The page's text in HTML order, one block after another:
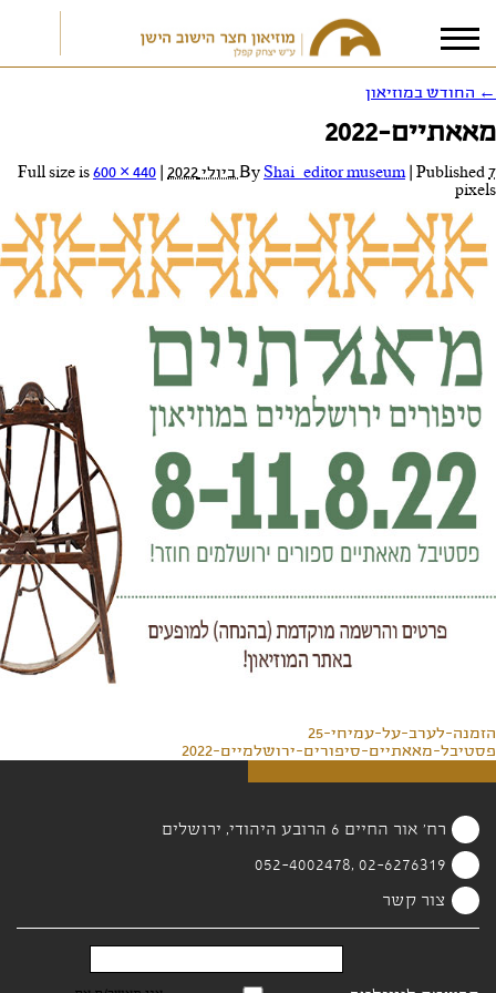
אני מאשר/ת אתתנאי הפרטיות
← החודש במוזיאון
מאאתיים-2022
By Shai_editor museum Published7 ביולי 2022
600 × 440
pixels
הזמנה-לערב-על-עמיחי-25
פסטיבל-מאאתיים-סיפורים-ירושלמיים-2022
רח' אור החיים 6 הרובע היהודי, ירושלים
02-6276319 ,052-4002478
צור קשר